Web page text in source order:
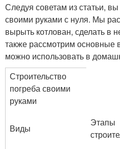
Следуя советам из статьи,
своими руками с нуля. Мы
вырыть котлован, сделать в
также рассмотрим основные
можно использовать в
Строительство
погреба своими
руками
Виды
Этапы